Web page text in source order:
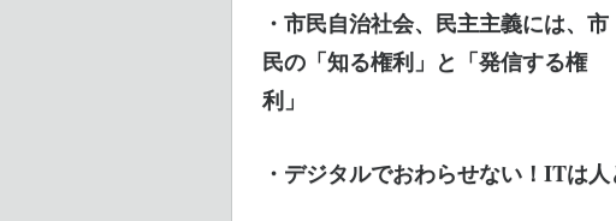
・市民自治社会、民主主義には、市
民の「知る権利」と「発信する権
利」
・デジタルでおわらせない！ITは